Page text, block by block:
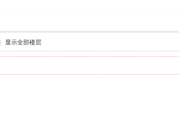
显示全部楼层